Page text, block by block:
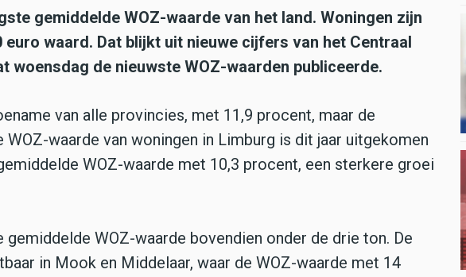
gemiddelde WOZ-waarde van het land. Woningen zijn
euro waard. Dat blijkt uit nieuwe cijfers van het Centraal
woensdag de nieuwste WOZ-waarden publiceerde.
van alle provincies, met 11,9 procent, maar de
waarde van woningen in Limburg is dit jaar uitgekomen
WOZ-waarde met 10,3 procent, een sterkere groei
WOZ-waarde bovendien onder de drie ton. De
in Mook en Middelaar, waar de WOZ-waarde met 14